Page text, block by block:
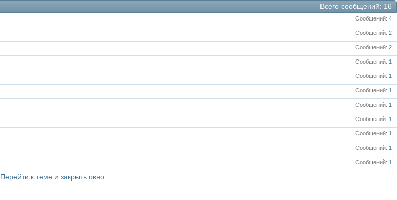
Всего сообщений 16
Сообщений 4
Сообщений 2
Сообщений 2
Сообщений 1
Сообщений 1
Сообщений 1
Сообщений 1
Сообщений 1
Сообщений 1
Сообщений 1
Сообщений 1
Перейти к теме и закрыть окно